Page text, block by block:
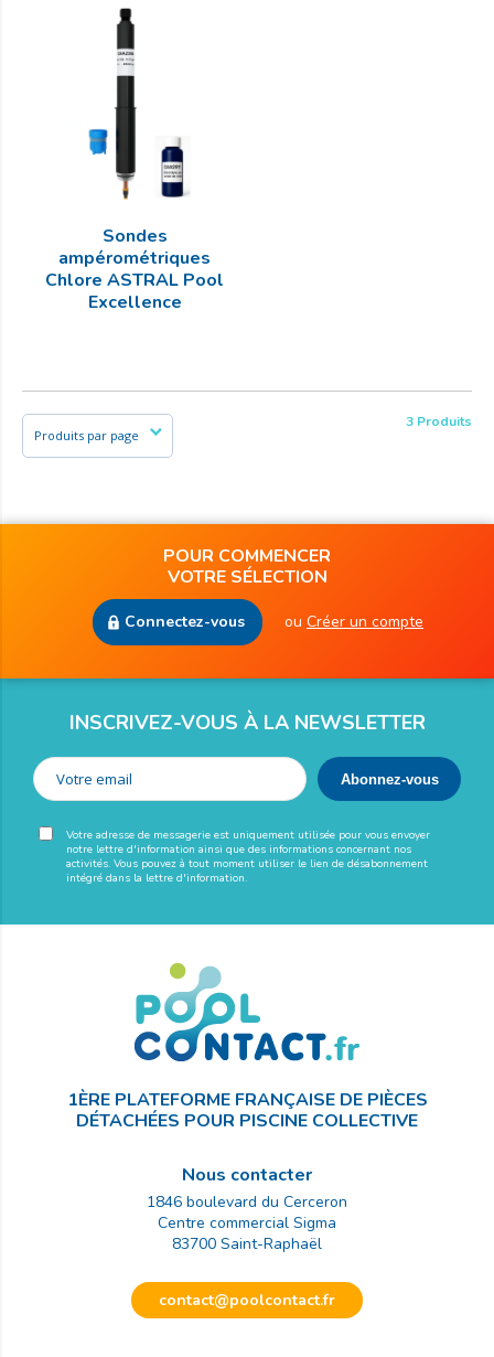
Sondes
ampérométriques
Chlore ASTRAL Pool
Excellence
3 Produits
POUR COMMENCER
VOTRE SÉLECTION
Connectez-vous ou Créer un compte
INSCRIVEZ-VOUS À LA NEWSLETTER
Votre adresse de messagerie est uniquement utilisée pour vous envoyer
notre lettre d'information ainsi que des informations concernant nos
activités. Vous pouvez à tout moment utiliser le lien de désabonnement
intégré dans la lettre d'information.
1ÈRE PLATEFORME FRANÇAISE DE PIÈCES
DÉTACHÉES POUR PISCINE COLLECTIVE
Nous contacter
1846 boulevard du Cerceron
Centre commercial Sigma
83700 Saint-Raphaël
contact@poolcontact.fr